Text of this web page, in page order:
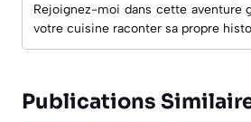
Rejoignez-moi dans cette aventure
votre cuisine raconter sa propre
Publications